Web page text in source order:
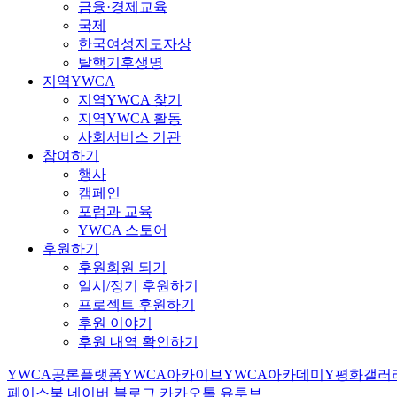
금융·경제교육
국제
한국여성지도자상
탈핵기후생명
지역YWCA
지역YWCA 찾기
지역YWCA 활동
사회서비스 기관
참여하기
행사
캠페인
포럼과 교육
YWCA 스토어
후원하기
후원회원 되기
일시/정기 후원하기
프로젝트 후원하기
후원 이야기
후원 내역 확인하기
YWCA공론플랫폼YWCA아카이브YWCA아카데미 Y평화갤러
페이스북 네이버 블로그 카카오톡 유투브